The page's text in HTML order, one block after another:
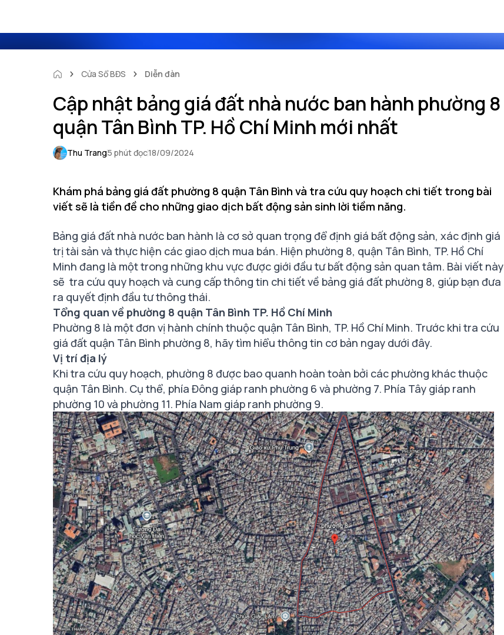
Cửa Sổ BĐS Diễn đàn
Cập nhật bảng giá đất nhà nước ban hành phường 8
quận Tân Bình TP. Hồ Chí Minh mới nhất
Thu Trang5 phút đọc18/09/2024
Khám phá bảng giá đất phường 8 quận Tân Bình và tra cứu quy hoạch chi tiết trong bài
viết sẽ là tiền đề cho những giao dịch bất động sản sinh lời tiềm năng.
Bảng giá đất nhà nước ban hành là cơ sở quan trọng để định giá bất động sản, xác định giá
trị tài sản và thực hiện các giao dịch mua bán. Hiện phường 8, quận Tân Bình, TP. Hồ Chí
Minh đang là một trong những khu vực được giới đầu tư bất động sản quan tâm. Bài viết này
sẽ tra cứu quy hoạch và cung cấp thông tin chi tiết về bảng giá đất phường 8, giúp bạn đưa
ra quyết định đầu tư thông thái.
Tổng quan về phường 8 quận Tân Bình TP. Hồ Chí Minh
Phường 8 là một đơn vị hành chính thuộc quận Tân Bình, TP. Hồ Chí Minh. Trước khi tra cứu
giá đất quận Tân Bình phường 8, hãy tìm hiểu thông tin cơ bản ngay dưới đây.
Vị trí địa lý
Khi tra cứu quy hoạch, phường 8 được bao quanh hoàn toàn bởi các phường khác thuộc
quận Tân Bình. Cụ thể, phía Đông giáp ranh phường 6 và phường 7. Phía Tây giáp ranh
phường 10 và phường 11. Phía Nam giáp ranh phường 9.